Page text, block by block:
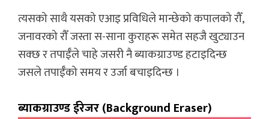
त्यसको साथै यसको एआइ प्रविधिले मान्छेको कपालको रौँ,
जनावरको रौँ जस्ता स-साना कुराहरू समेत सहजै खुट्याउन
सक्छ र तपाईँले चाहे जसरी नै ब्याकग्राउण्ड हटाइदिन्छ
जसले तपाईँको समय र उर्जा बचाइदिन्छ ।
ब्याकग्राउण्ड ईरेजर (Background Eraser)